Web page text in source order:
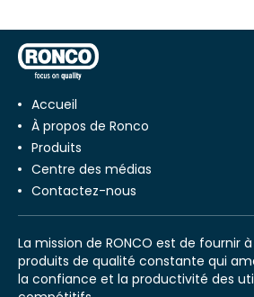
Accueil
À propos de Ronco
Produits
Centre des médias
Contactez-nous
La mission de RONCO est de fournir
produits de qualité constante qui
la confiance et la productivité des